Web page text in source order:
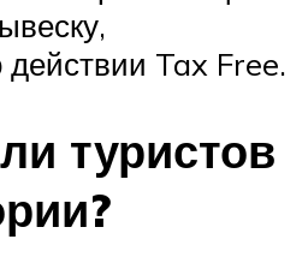
Tax Free.
туристов